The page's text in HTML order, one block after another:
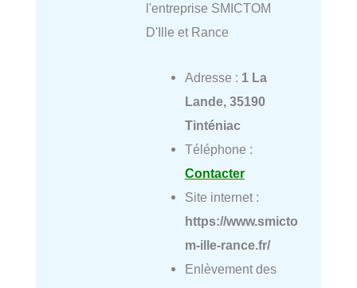
l'entreprise SMICTOM
D'Ille et Rance
Adresse : 1 La
Lande, 35190
Tinténiac
Téléphone :
Contacter
Site internet :
https://www.smicto
m-ille-rance.fr/
Enlèvement des